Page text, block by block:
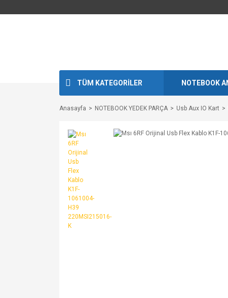
TÜM KATEGORİLER NOTEBOOK
Anasayfa NOTEBOOK YEDEK PARÇA Usb Aux IO Kart